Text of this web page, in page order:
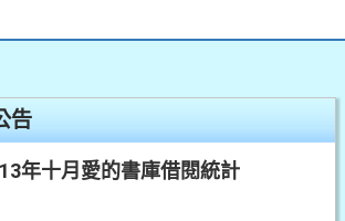
告
年十月愛的書庫借閱統計